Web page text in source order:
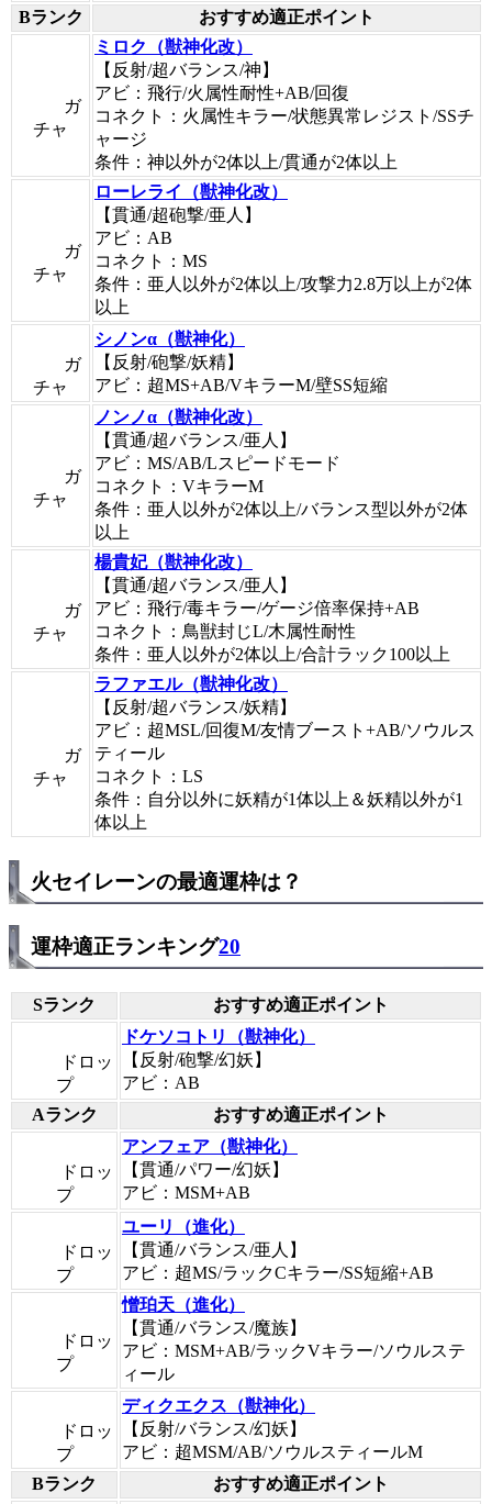
Bランク おすすめ適正ポイント
ガ
チャ
ミロク（獣神化改）
【反射/超バランス/神】
アビ：飛行/火属性耐性+AB/回復
コネクト：火属性キラー/状態異常レジスト/SSチ
ャージ
条件：神以外が2体以上/貫通が2体以上
ガ
チャ
ローレライ（獣神化改）
【貫通/超砲撃/亜人】
アビ：AB
コネクト：MS
条件：亜人以外が2体以上/攻撃力2.8万以上が2体
以上
ガ
チャ
シノンα（獣神化）
【反射/砲撃/妖精】
アビ：超MS+AB/VキラーM/壁SS短縮
ガ
チャ
ノンノα（獣神化改）
【貫通/超バランス/亜人】
アビ：MS/AB/Lスピードモード
コネクト：VキラーM
条件：亜人以外が2体以上/バランス型以外が2体
以上
ガ
チャ
楊貴妃（獣神化改）
【貫通/超バランス/亜人】
アビ：飛行/毒キラー/ゲージ倍率保持+AB
コネクト：鳥獣封じL/木属性耐性
条件：亜人以外が2体以上/合計ラック100以上
ガ
チャ
ラファエル（獣神化改）
【反射/超バランス/妖精】
アビ：超MSL/回復M/友情ブースト+AB/ソウルス
ティール
コネクト：LS
条件：自分以外に妖精が1体以上＆妖精以外が1
体以上
火セイレーンの最適運枠は？
運枠適正ランキング20
Sランク おすすめ適正ポイント
ドロッ
プ
ドケソコトリ（獣神化）
【反射/砲撃/幻妖】
アビ：AB
Aランク
おすすめ適正ポイント
ドロッ
プ
アンフェア（獣神化）
【貫通/パワー/幻妖】
アビ：MSM+AB
ドロッ
プ
ユーリ（進化）
【貫通/バランス/亜人】
アビ：超MS/ラックCキラー/SS短縮+AB
ドロッ
プ
憎珀天（進化）
【貫通/バランス/魔族】
アビ：MSM+AB/ラックVキラー/ソウルステ
ィール
ドロッ
プ
ディクエクス（獣神化）
【反射/バランス/幻妖】
アビ：超MSM/AB/ソウルスティールM
Bランク
おすすめ適正ポイント